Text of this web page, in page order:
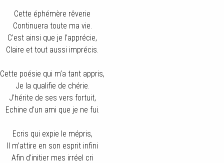
Cette éphémère rêverie
Continuera toute ma vie.
C’est ainsi que je l’apprécie,
Claire et tout aussi imprécis.
Cette poésie qui m’a tant appris,
Je la qualifie de chérie.
J’hérite de ses vers fortuit,
Echine d’un ami que je ne fui.
Ecris qui expie le mépris,
Il m’attire en son esprit infini
Afin d’initier mes irréel cri